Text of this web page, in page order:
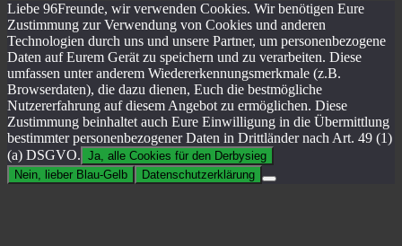
Liebe 96Freunde, wir verwenden Cookies. Wir benötigen Eure
Zustimmung zur Verwendung von Cookies und anderen
Technologien durch uns und unsere Partner, um personenbezogene
Daten auf Eurem Gerät zu speichern und zu verarbeiten. Diese
umfassen unter anderem Wiedererkennungsmerkmale (z.B.
Browserdaten), die dazu dienen, Euch die bestmögliche
Nutzererfahrung auf diesem Angebot zu ermöglichen. Diese
Zustimmung beinhaltet auch Eure Einwilligung in die Übermittlung
bestimmter personenbezogener Daten in Drittländer nach Art. 49 (1)
(a) DSGVO. Ja, alle Cookies für den Derbysieg
Nein, lieber Blau-Gelb
Datenschutzerklärung